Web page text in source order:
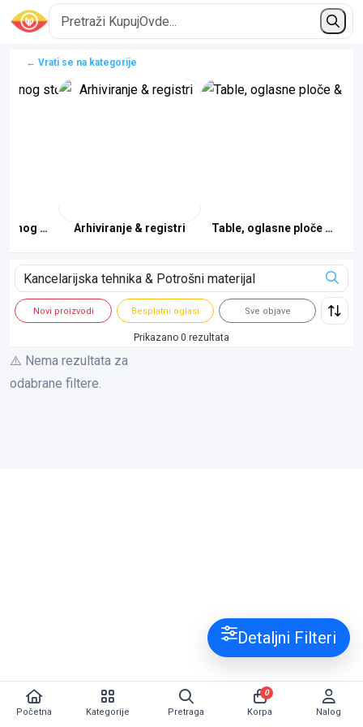
← Vrati se na kategorije
& lepljenjestola & ergonomija
Arhiviranje & registri Table, oglasne ploče &
Novi proizvodi Besplatni oglasi Sve objave
Prikazano 0 rezultata
⚠️ Nema rezultata za
odabrane filtere.
Detaljni Filteri
Početna Kategorije Pretraga Korpa
0
Nalog